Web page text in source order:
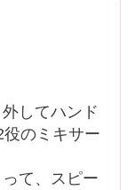
してハンド
のミキサー
て、スピー